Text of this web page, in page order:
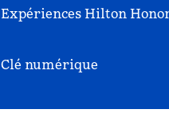
Expériences Hilton
Clé numérique